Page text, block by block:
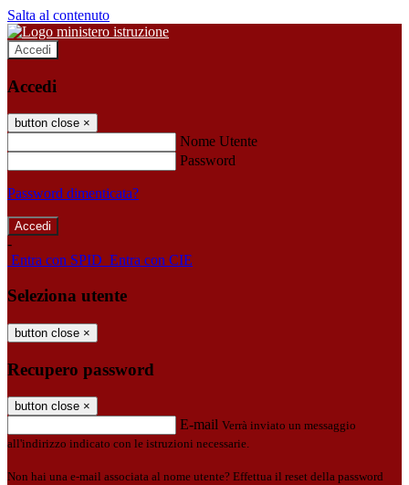
Salta al contenuto
Accedi
Accedi
button close ×
Nome Utente
Password
Password dimenticata?
-
Entra con SPID Entra con CIE
Seleziona utente
button close ×
Recupero password
button close ×
E-mail Verrà inviato un messaggio
all'indirizzo indicato con le istruzioni necessarie.
Non hai una e-mail associata al nome utente? Effettua il reset della password